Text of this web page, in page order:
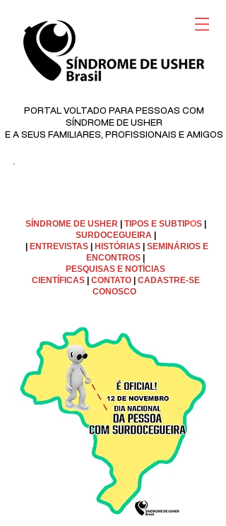
PORTAL VOLTADO PARA PESSOAS COM
SÍNDROME DE USHER
E A SEUS FAMILIARES, PROFISSIONAIS E AMIGOS
©
SÍNDROME DE USHER TIPOS E SUBTIPOS
SURDOCEGUEIRA
ENTREVISTAS HISTÓRIAS| SEMINÁRIOS E
ENCONTROS
PESQUISAS E NOTÍCIAS
CIENTÍFICAS
CONTATO
CADASTRE-SE
CONOSCO